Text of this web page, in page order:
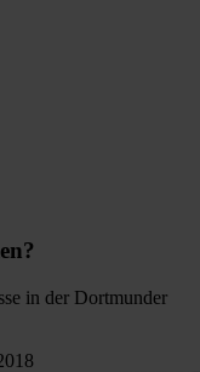
in der Dortmunder